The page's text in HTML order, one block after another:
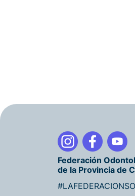
Federación
de la Provincia de